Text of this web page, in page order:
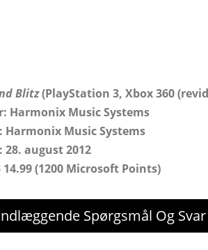
Blitz(PlayStation 3, Xbox 360
Harmonix Music Systems
Harmonix Music Systems
28. august 2012
14.99 (1200 Microsoft Points)
Spørgsmål Og